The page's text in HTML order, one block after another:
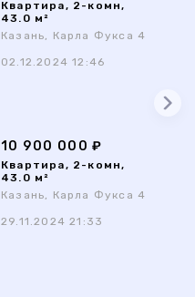
Квартира, 2-комн,
43.0 м²
Казань, Карла Фукса 4
02.12.2024 12:46
10 900 000 ₽
Квартира, 2-комн,
43.0 м²
Казань, Карла Фукса 4
29.11.2024 21:33